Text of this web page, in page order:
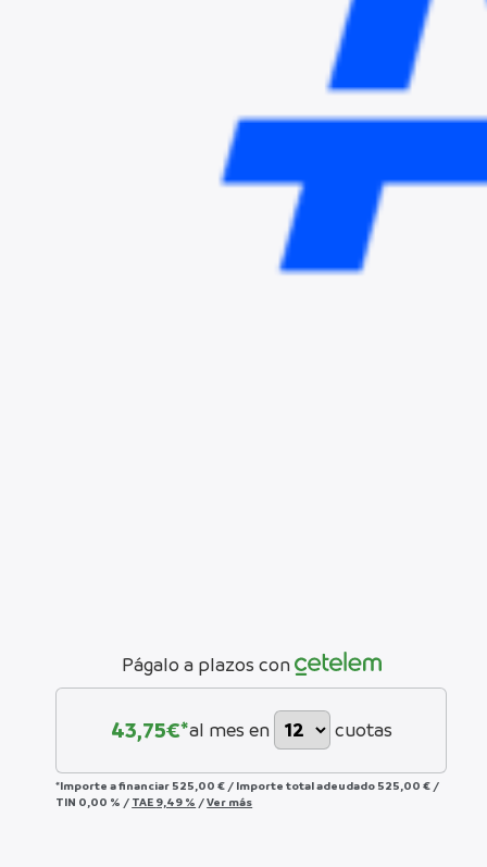
Págalo a plazos con
43,75€*al mes en cuotas
*Importe a financiar 525,00 € / Importe total adeudado 525,00 € /
TIN 0,00 % / TAE 9,49 % /Ver más